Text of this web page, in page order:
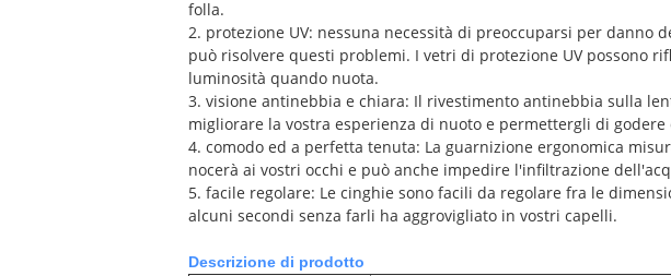
folla.
2. protezione UV: nessuna necessità di preoccuparsi per
può risolvere questi problemi. I vetri di protezione UV possono
luminosità quando nuota.
3. visione antinebbia e chiara: Il rivestimento antinebbia sulla
migliorare la vostra esperienza di nuoto e permettergli di
4. comodo ed a perfetta tenuta: La guarnizione ergonomica
nocerà ai vostri occhi e può anche impedire l'infiltrazione
5. facile regolare: Le cinghie sono facili da regolare fra le
alcuni secondi senza farli ha aggrovigliato in vostri capelli.
Descrizione di prodotto